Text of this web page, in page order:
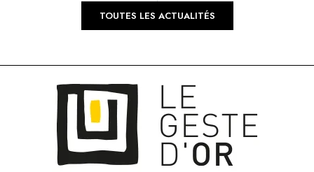
TOUTES LES ACTUALITÉS